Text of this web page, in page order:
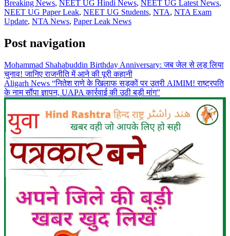
Breaking News, NEET UG Hindi News, NEET UG Latest News,
NEET UG Paper Leak, NEET UG Students, NTA, NTA Exam
Update, NTA News, Paper Leak News
Post navigation
Mohammad Shahabuddin Birthday Anniversary: जब जेल से लड़ लिया
चुनाव! जानिए राजनीति में आने की पूरी कहानी
Aligarh News “नितेश राणे के खिलाफ सड़कों पर उतरी AIMIM! राष्ट्रपति
के नाम सौंपा ज्ञापन, UAPA कार्रवाई की उठी बड़ी मांग”